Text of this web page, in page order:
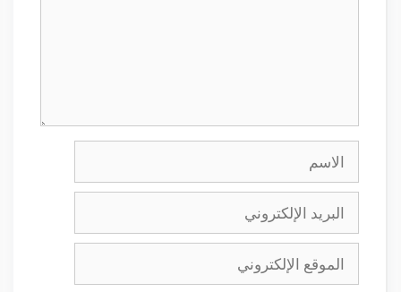
الإلكتروني
الإلكتروني